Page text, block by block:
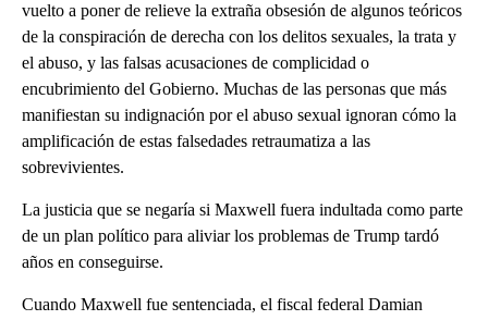
vuelto a poner de relieve la extraña obsesión de algunos teóricos
de la conspiración de derecha con los delitos sexuales, la trata y
el abuso, y las falsas acusaciones de complicidad o
encubrimiento del Gobierno. Muchas de las personas que más
manifiestan su indignación por el abuso sexual ignoran cómo la
amplificación de estas falsedades retraumatiza a las
sobrevivientes.
La justicia que se negaría si Maxwell fuera indultada como parte
de un plan político para aliviar los problemas de Trump tardó
años en conseguirse.
Cuando Maxwell fue sentenciada, el fiscal federal Damian